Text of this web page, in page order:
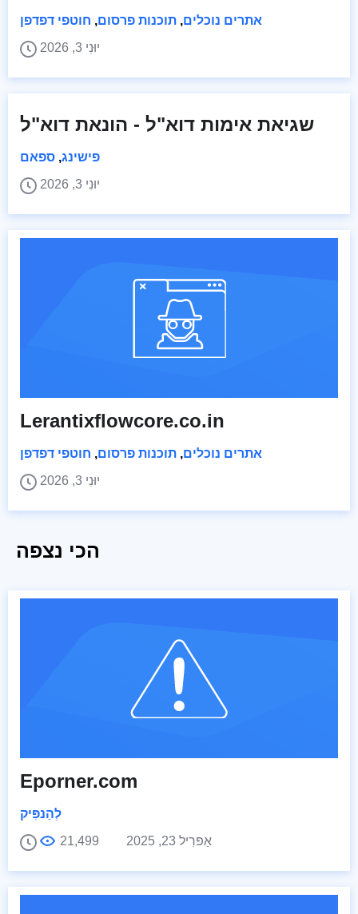
אתרים נוכלים, תוכנות פרסום, חוטפי דפדפן
יוּנִי 3, 2026
שגיאת אימות דוא"ל - הונאת דוא"ל
פישינג, ספאם
יוּנִי 3, 2026
Lerantixflowcore.co.in
אתרים נוכלים, תוכנות פרסום, חוטפי דפדפן
יוּנִי 3, 2026
הכי נצפה
Eporner.com
לְהַנפִּיק
אַפּרִיל 23, 2025
21,499